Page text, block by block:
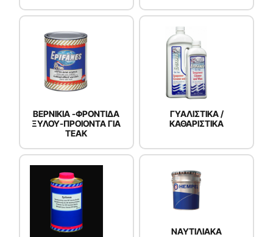
ΒΕΡΝΙΚΙΑ -ΦΡΟΝΤΙΔΑ
ΞΥΛΟΥ-ΠΡΟΙΟΝΤΑ ΓΙΑ
TEAK
ΓΥΑΛΙΣΤΙΚΑ /
ΚΑΘΑΡΙΣΤΙΚΑ
ΝΑΥΤΙΛΙΑΚΑ